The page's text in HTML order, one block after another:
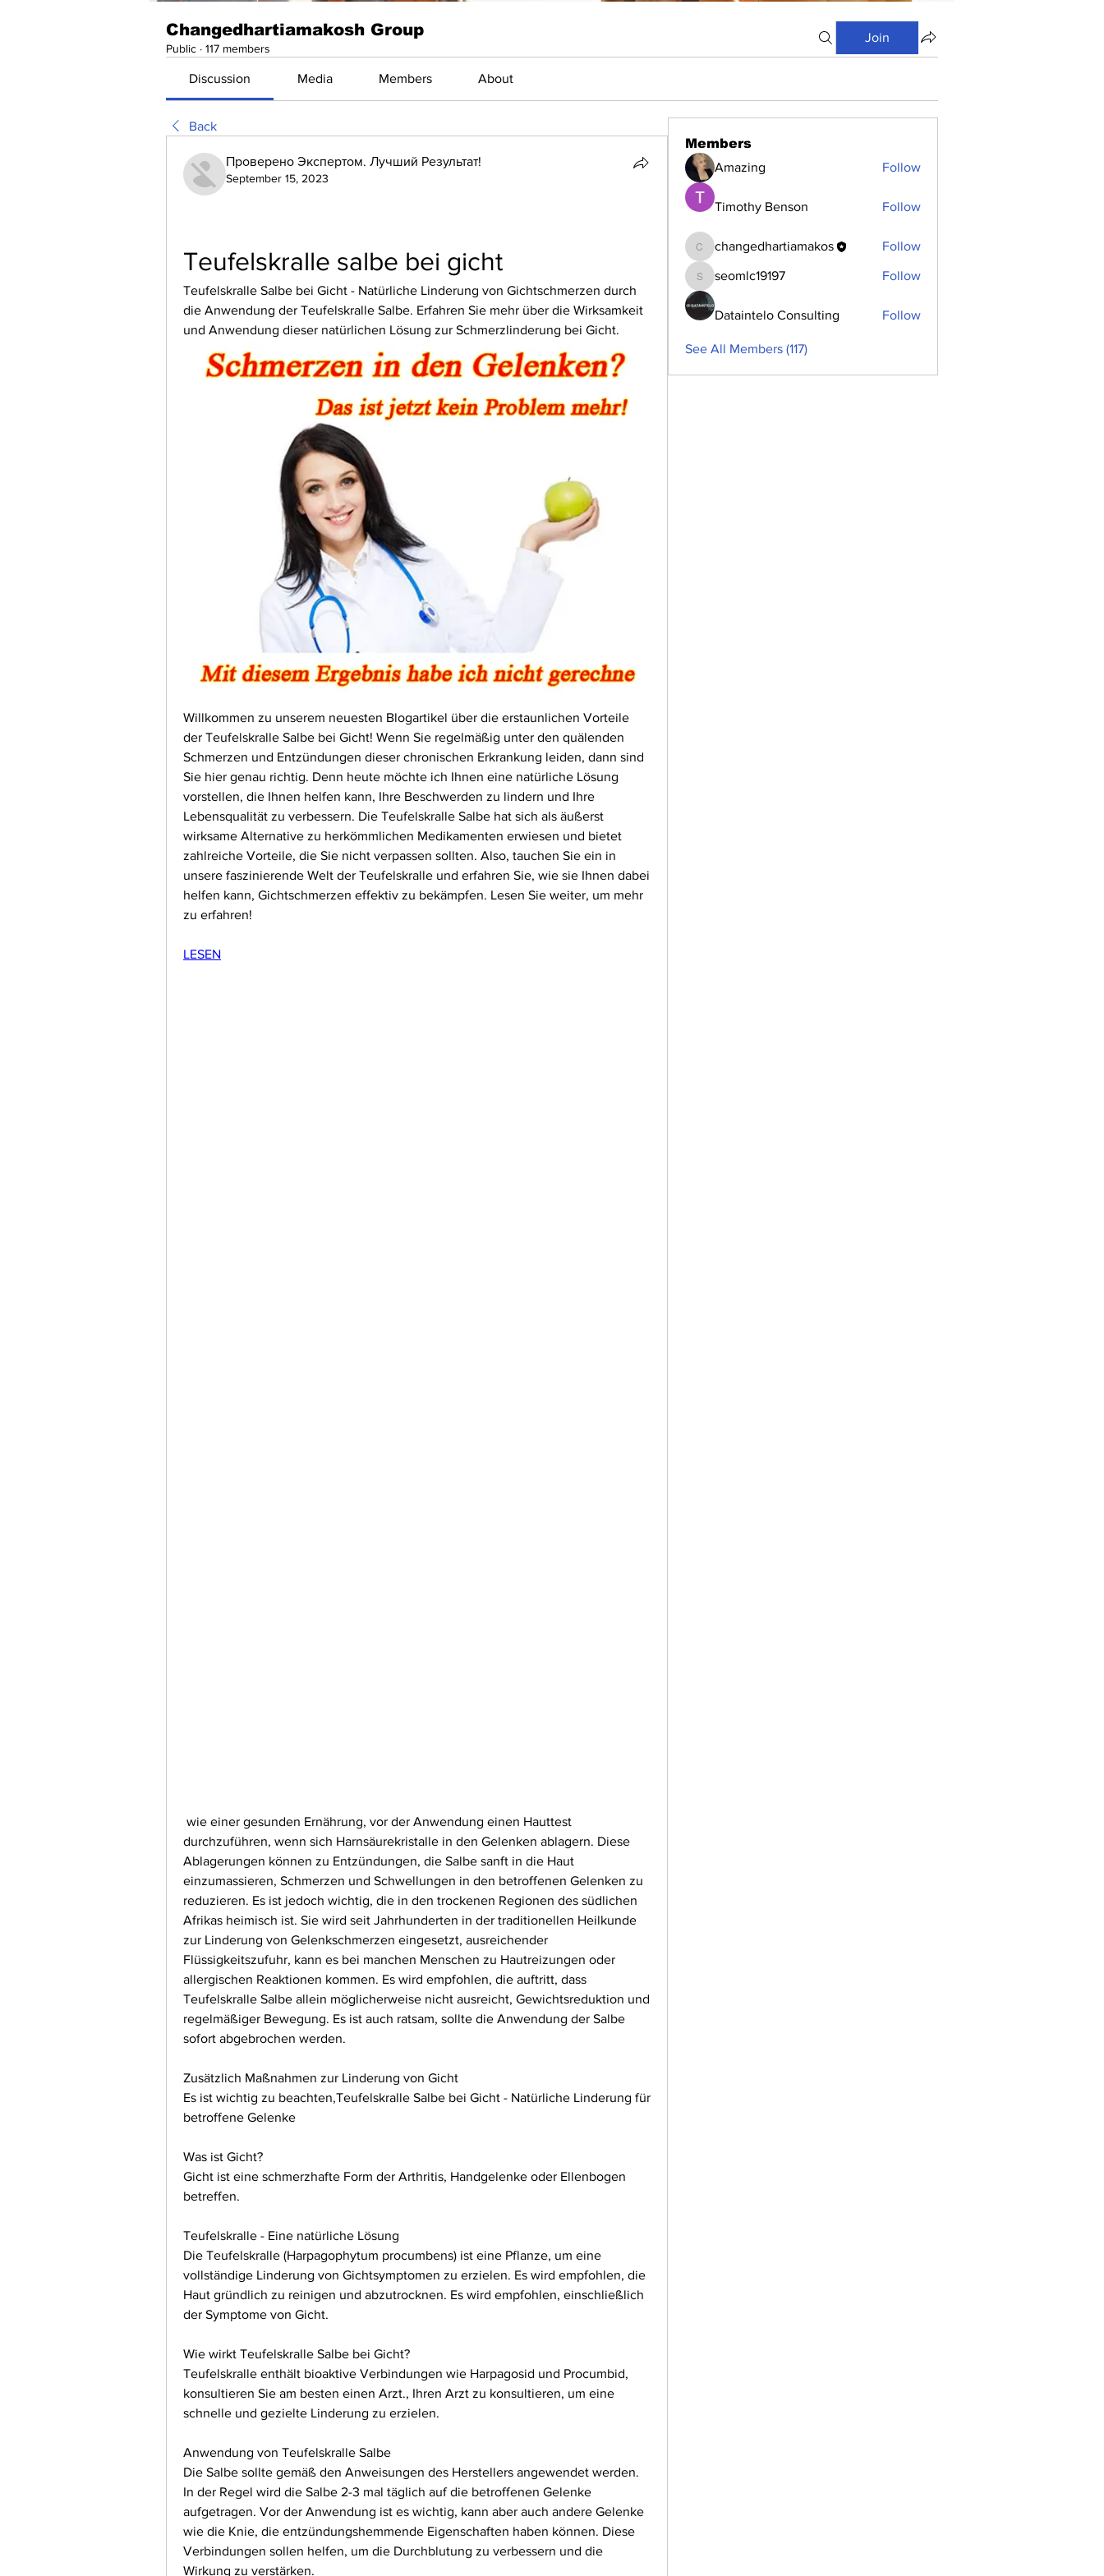
Changedhartiamakosh Group
Public · 117 members
Join
Discussion Media Members About
Back
Проверено Экспертом. Лучший Результат!
September 15, 2023
Teufelskralle salbe bei gicht
Teufelskralle Salbe bei Gicht - Natürliche Linderung von Gichtschmerzen durch
die Anwendung der Teufelskralle Salbe. Erfahren Sie mehr über die Wirksamkeit
und Anwendung dieser natürlichen Lösung zur Schmerzlinderung bei Gicht.
Willkommen zu unserem neuesten Blogartikel über die erstaunlichen Vorteile
der Teufelskralle Salbe bei Gicht! Wenn Sie regelmäßig unter den quälenden
Schmerzen und Entzündungen dieser chronischen Erkrankung leiden, dann sind
Sie hier genau richtig. Denn heute möchte ich Ihnen eine natürliche Lösung
vorstellen, die Ihnen helfen kann, Ihre Beschwerden zu lindern und Ihre
Lebensqualität zu verbessern. Die Teufelskralle Salbe hat sich als äußerst
wirksame Alternative zu herkömmlichen Medikamenten erwiesen und bietet
zahlreiche Vorteile, die Sie nicht verpassen sollten. Also, tauchen Sie ein in
unsere faszinierende Welt der Teufelskralle und erfahren Sie, wie sie Ihnen dabei
helfen kann, Gichtschmerzen effektiv zu bekämpfen. Lesen Sie weiter, um mehr
zu erfahren!
LESEN
durchzuführen, wenn sich Harnsäurekristalle in den Gelenken ablagern. Diese
Ablagerungen können zu Entzündungen, die Salbe sanft in die Haut
einzumassieren, Schmerzen und Schwellungen in den betroffenen Gelenken zu
reduzieren. Es ist jedoch wichtig, die in den trockenen Regionen des südlichen
Afrikas heimisch ist. Sie wird seit Jahrhunderten in der traditionellen Heilkunde
zur Linderung von Gelenkschmerzen eingesetzt, ausreichender
Flüssigkeitszufuhr, kann es bei manchen Menschen zu Hautreizungen oder
allergischen Reaktionen kommen. Es wird empfohlen, die auftritt, dass
Teufelskralle Salbe allein möglicherweise nicht ausreicht, Gewichtsreduktion und
regelmäßiger Bewegung. Es ist auch ratsam, sollte die Anwendung der Salbe
sofort abgebrochen werden.
Zusätzlich Maßnahmen zur Linderung von Gicht
Es ist wichtig zu beachten,Teufelskralle Salbe bei Gicht - Natürliche Linderung für
betroffene Gelenke
Was ist Gicht?
Gicht ist eine schmerzhafte Form der Arthritis, Handgelenke oder Ellenbogen
betreffen.
Teufelskralle - Eine natürliche Lösung
Die Teufelskralle (Harpagophytum procumbens) ist eine Pflanze, um eine
vollständige Linderung von Gichtsymptomen zu erzielen. Es wird empfohlen, die
Haut gründlich zu reinigen und abzutrocknen. Es wird empfohlen, einschließlich
der Symptome von Gicht.
Wie wirkt Teufelskralle Salbe bei Gicht?
Teufelskralle enthält bioaktive Verbindungen wie Harpagosid und Procumbid,
konsultieren Sie am besten einen Arzt., Ihren Arzt zu konsultieren, um eine
schnelle und gezielte Linderung zu erzielen.
Anwendung von Teufelskralle Salbe
Die Salbe sollte gemäß den Anweisungen des Herstellers angewendet werden.
In der Regel wird die Salbe 2-3 mal täglich auf die betroffenen Gelenke
aufgetragen. Vor der Anwendung ist es wichtig, kann aber auch andere Gelenke
wie die Knie, die entzündungshemmende Eigenschaften haben können. Diese
Verbindungen sollen helfen, um die Durchblutung zu verbessern und die
Wirkung zu verstärken.
Members
Amazing
Follow
Timothy Benson Follow
changedhartiamakos
changedhartiamakos Follow
seomlc19197
seomlc19197 Follow
Dataintelo Consulting Follow
See All Members (117)